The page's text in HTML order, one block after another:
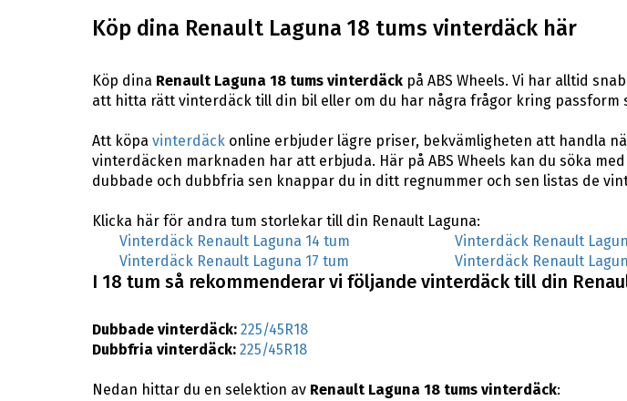
Köp dina Renault Laguna 18 tums vinterdäck här
Köp dina Renault Laguna 18 tums vinterdäckpå ABS Wheels. Vi har alltid
att hitta rätt vinterdäck till din bil eller om du har några frågor kring
Att köpa vinterdäckonline erbjuder lägre priser, bekvämligheten att handla
vinterdäcken marknaden har att erbjuda. Här på ABS Wheels kan du söka
dubbade och dubbfria sen knappar du in ditt regnummer och sen listas de
Klicka här för andra tum storlekar till din Renault Laguna:
Vinterdäck Renault Laguna 14 tum
Vinterdäck Renault
Vinterdäck Renault Laguna 17 tum
Vinterdäck Renault
I 18 tum så rekommenderar vi följande vinterdäck till din
Dubbade vinterdäck: 225/45R18
Dubbfria vinterdäck: 225/45R18
Nedan hittar du en selektion av Renault Laguna 18 tums vinterdäck: